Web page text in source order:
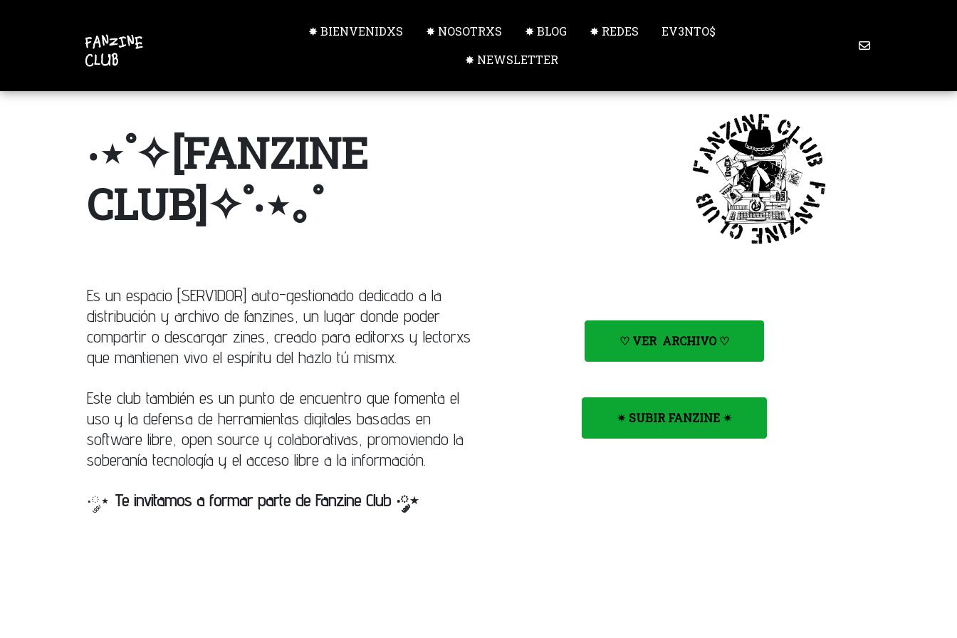
✸ BIENVENIDXS ✸ NOSOTRXS ✸ BLOG ✸ REDES
EV3NTO$
✸ NEWSLETTER
‧⋆˚✧[FANZINE
CLUB]✧˚‧⋆｡˚
Es un espacio [SERVIDOR] auto-gestionado dedicado a la
distribución y archivo de fanzines, un lugar donde poder
compartir o descargar zines, creado para editorxs y lectorxs
que mantienen vivo el espíritu del hazlo tú mismx.
Este club también es un punto de encuentro que fomenta el
uso y la defensa de herramientas digitales basadas en
software libre, open source y colaborativas, promoviendo la
soberanía tecnología y el acceso libre a la información.
‧༘⋆ Te invitamos a formar parte de Fanzine Club ‧༘⋆
♡ VER ARCHIVO♡
✴︎ SUBIR FANZINE ✴︎